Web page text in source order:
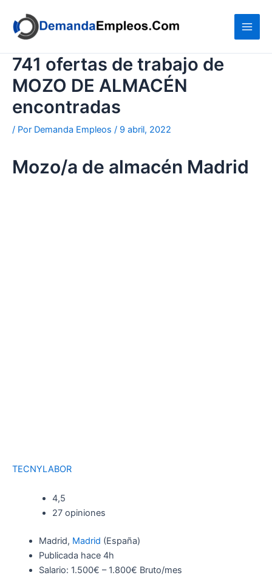
contenido
741 ofertas de trabajo de
MOZO DE ALMACÉN
encontradas
/ Por Demanda Empleos / 9 abril, 2022
Mozo/a de almacén Madrid
TECNYLABOR
4,5
27 opiniones
Madrid, Madrid (España)
Publicada hace 4h
Salario: 1.500€ – 1.800€ Bruto/mes